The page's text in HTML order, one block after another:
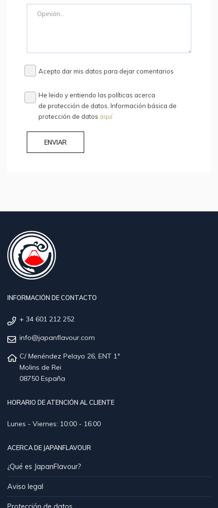
Acepto dar mis datos para dejar comentarios
He leido y entiendo las políticas acerca
de protección de datos. Información básica de
protección de datos aquí
ENVIAR
INFORMACIÓN DE CONTACTO
+ 34 601 212 252
info@japanflavour.com
C/ Menéndez Pelayo 26, ENT 1ª
Molins de Rei
08750 España
HORARIO DE ATENCIÓN AL CLIENTE
Lunes - Viernes: 10:00 - 16:00
ACERCA DE JAPANFLAVOUR
¿Qué es JapanFlavour?
Aviso legal